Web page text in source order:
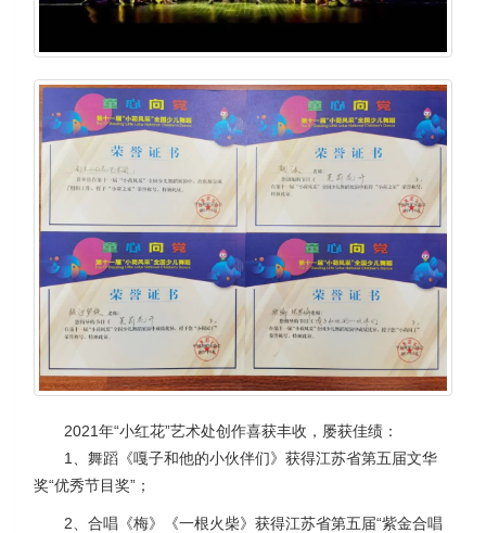
2021年“小红花”艺术处创作喜获丰收，屡获佳绩：
1、舞蹈《嘎子和他的小伙伴们》获得江苏省第五届文华
奖“优秀节目奖”；
2、合唱《梅》《一根火柴》获得江苏省第五届“紫金合唱